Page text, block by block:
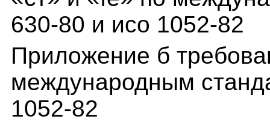
630-80 и исо 1052-82
Приложение б
международным
1052-82